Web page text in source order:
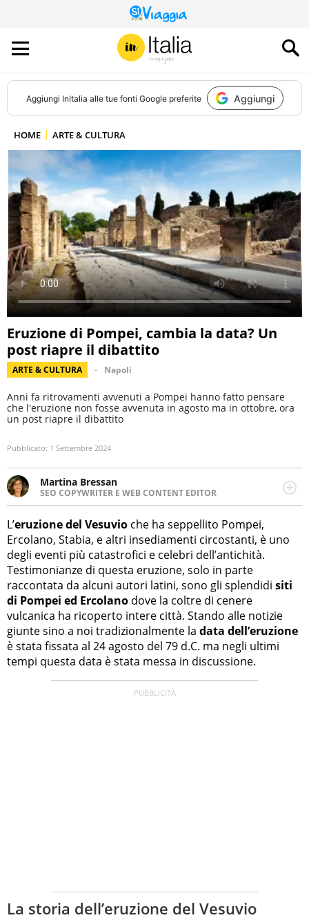
QUESTO
SITO
CONTRIBUISCE
ALL’AUDIENCE
DI
Aggiungi InItalia alle tue fonti Google preferite Aggiungi
HOME ARTE & CULTURA
Eruzione di Pompei, cambia la data? Un
post riapre il dibattito
ARTE & CULTURA Napoli
Anni fa ritrovamenti avvenuti a Pompei hanno fatto pensare
che l'eruzione non fosse avvenuta in agosto ma in ottobre, ora
un post riapre il dibattito
Pubblicato: 1 Settembre 2024
Martina Bressan
SEO COPYWRITER E WEB CONTENT EDITOR
Appassionata di viaggi, di trail running e di yoga, ama
scoprire nuovi posti e nuove culture. Curiosa,
determinata e intraprendente adora leggere ma
soprattutto scrivere.
L’eruzione del Vesuvio che ha seppellito Pompei,
Ercolano, Stabia, e altri insediamenti circostanti, è uno
degli eventi più catastrofici e celebri dell’antichità.
Testimonianze di questa eruzione, solo in parte
raccontata da alcuni autori latini, sono gli splendidi siti
di Pompei ed Ercolano dove la coltre di cenere
vulcanica ha ricoperto intere città. Stando alle notizie
giunte sino a noi tradizionalmente la data dell’eruzione
è stata fissata al 24 agosto del 79 d.C. ma negli ultimi
tempi questa data è stata messa in discussione.
La storia dell’eruzione del Vesuvio